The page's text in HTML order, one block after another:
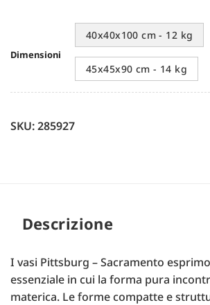
Dimensioni
40x40x100 cm - 12 kg
45x45x90 cm - 14 kg
SKU: 285927
Descrizione
I vasi Pittsburg – Sacramento
essenziale in cui la forma pura
materica. Le forme compatte e